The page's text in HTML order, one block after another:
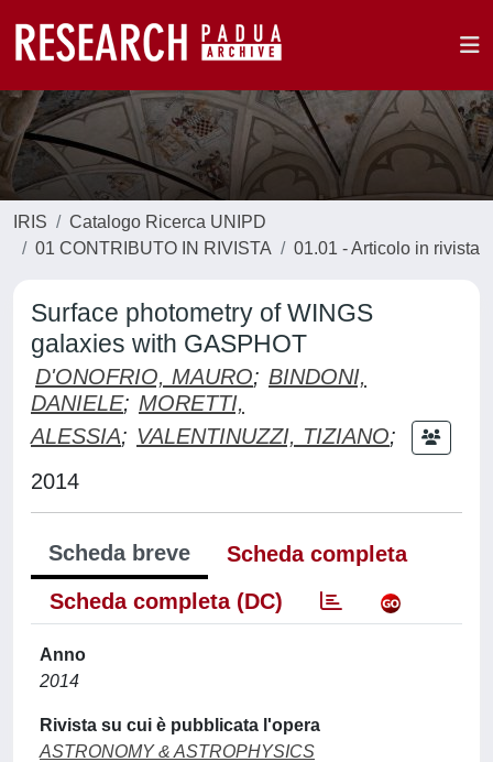
IRIS
Catalogo Ricerca UNIPD
01 CONTRIBUTO IN RIVISTA
01.01 - Articolo in rivista
Surface photometry of WINGS
galaxies with GASPHOT
D'ONOFRIO, MAURO; BINDONI,
DANIELE; MORETTI,
ALESSIA; VALENTINUZZI, TIZIANO;
2014
Scheda breve
Scheda completa
Scheda completa (DC)
Anno
2014
Rivista su cui è pubblicata l'opera
ASTRONOMY & ASTROPHYSICS